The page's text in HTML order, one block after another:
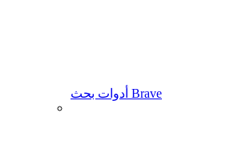
أدوات بحث Brave